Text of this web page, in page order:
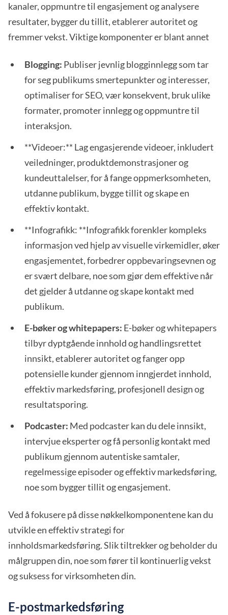
kanaler, oppmuntre til engasjement og analysere
resultater, bygger du tillit, etablerer autoritet og
fremmer vekst. Viktige komponenter er blant annet
Blogging: Publiser jevnlig blogginnlegg som tar
for seg publikums smertepunkter og interesser,
optimaliser for SEO, vær konsekvent, bruk ulike
formater, promoter innlegg og oppmuntre til
interaksjon.
**Videoer:** Lag engasjerende videoer, inkludert
veiledninger, produktdemonstrasjoner og
kundeuttalelser, for å fange oppmerksomheten,
utdanne publikum, bygge tillit og skape en
effektiv kontakt.
**Infografikk: **Infografikk forenkler kompleks
informasjon ved hjelp av visuelle virkemidler, øker
engasjementet, forbedrer oppbevaringsevnen og
er svært delbare, noe som gjør dem effektive når
det gjelder å utdanne og skape kontakt med
publikum.
E-bøker og whitepapers: E-bøker og whitepapers
tilbyr dyptgående innhold og handlingsrettet
innsikt, etablerer autoritet og fanger opp
potensielle kunder gjennom inngjerdet innhold,
effektiv markedsføring, profesjonell design og
resultatsporing.
Podcaster: Med podcaster kan du dele innsikt,
intervjue eksperter og få personlig kontakt med
publikum gjennom autentiske samtaler,
regelmessige episoder og effektiv markedsføring,
noe som bygger tillit og engasjement.
Ved å fokusere på disse nøkkelkomponentene kan du
utvikle en effektiv strategi for
innholdsmarkedsføring. Slik tiltrekker og beholder du
målgruppen din, noe som fører til kontinuerlig vekst
og suksess for virksomheten din.
E-postmarkedsføring